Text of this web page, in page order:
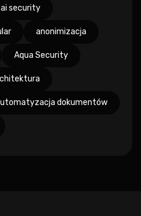
ai security
anonimizacja
Aqua Security
dokumentów